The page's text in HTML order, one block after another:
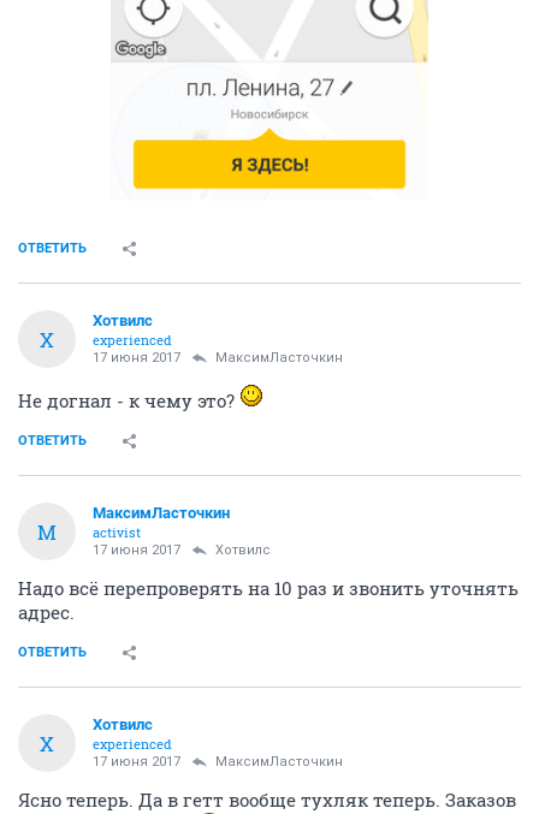
ОТВЕТИТЬ
Х
Хотвилс
experienced
17 июня 2017 МаксимЛасточкин
Не догнал - к чему это?
ОТВЕТИТЬ
М
МаксимЛасточкин
activist
17 июня 2017 Хотвилс
Надо всё перепроверять на 10 раз и звонить уточнять
адрес.
ОТВЕТИТЬ
Х
Хотвилс
experienced
17 июня 2017 МаксимЛасточкин
Ясно теперь. Да в гетт вообще тухляк теперь. Заказов